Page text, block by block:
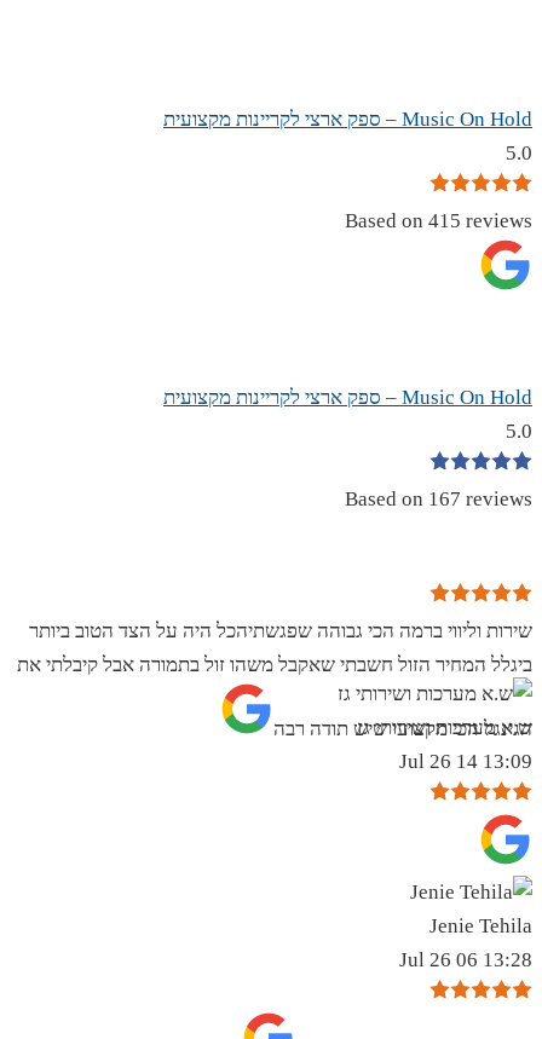
Music On Hold – ספק ארצי לקריינות מקצועית
5.0
Based on 415 reviews
Music On Hold – ספק ארצי לקריינות מקצועית
5.0
Based on 167 reviews
שירות וליווי ברמה הכי גבוהה שפגשתיהכל היה על הצד הטוב ביותר
ביגלל המחיר הזול חשבתי שאקבל משהו זול בתמורה אבל קיבלתי את
הגינגל הכי מקצועי שיש תודה רבה
ש.א מערכות ושירותי גז
13:09 14 Jul 26
Jenie Tehila
13:28 06 Jul 26